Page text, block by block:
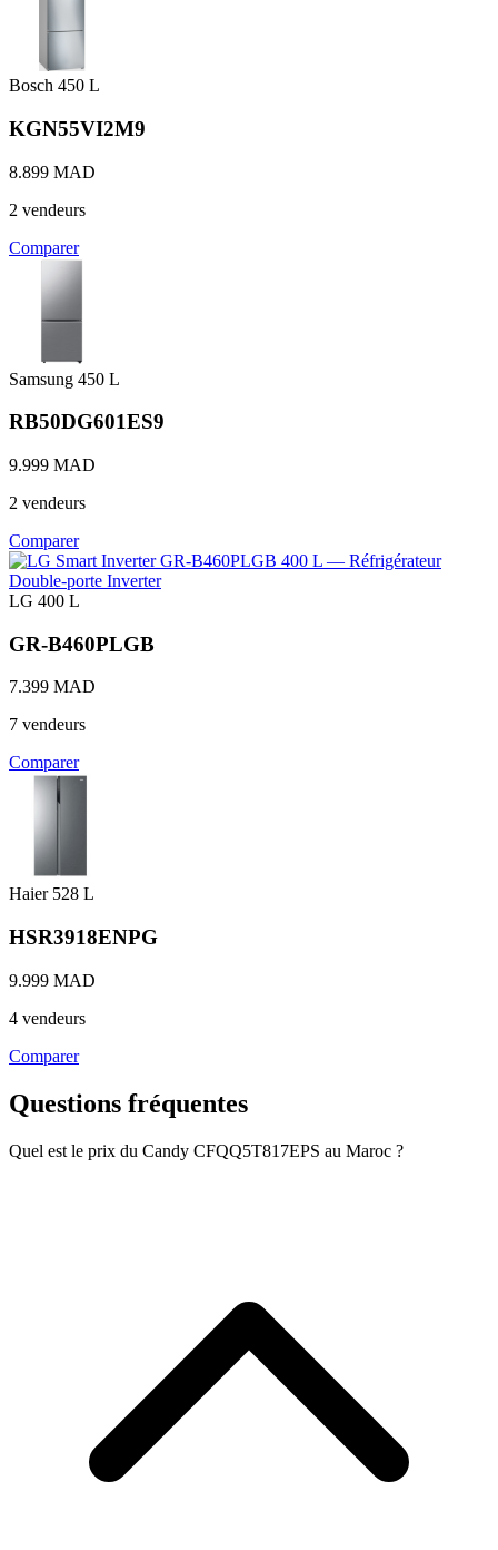
Bosch 450 L
KGN55VI2M9
8.899 MAD
2 vendeurs
Comparer
Samsung 450 L
RB50DG601ES9
9.999 MAD
2 vendeurs
Comparer
LG 400 L
GR-B460PLGB
7.399 MAD
7 vendeurs
Comparer
Haier 528 L
HSR3918ENPG
9.999 MAD
4 vendeurs
Comparer
Questions fréquentes
Quel est le prix du Candy CFQQ5T817EPS au Maroc ?